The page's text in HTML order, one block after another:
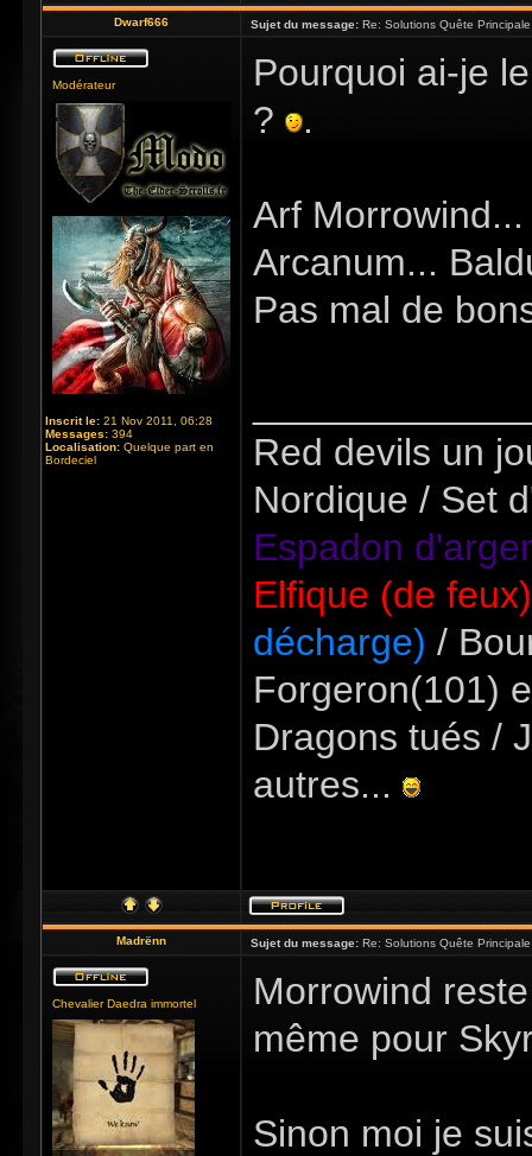
Dwarf666 Sujet du message: Re: Solutions Quête
Modérateur
Inscrit le: 21 Nov 2011, 06:28
Messages: 394
Localisation: Quelque part en
Bordeciel
Pourquoi ai-je
?
.
Arf
Arcanum...
Pas mal de
Red devils un
Nordique / Set
Espadon
Elfique (de
décharge) /
Forgeron(101)
Dragons tués /
autres...
Madrënn Sujet du message: Re: Solutions Quête
Chevalier Daedra immortel
Morrowind
même pour
Sinon moi je